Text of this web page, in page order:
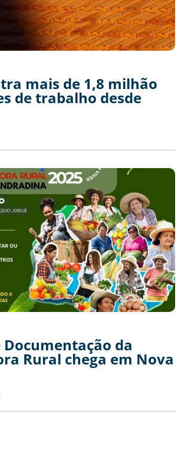
mais de 1,8 milhão
de trabalho desde
da
Rural chega em Nova